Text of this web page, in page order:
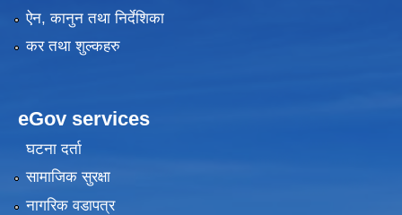
ऐन, कानुन तथा निर्देशिका
कर तथा शुल्कहरु
eGov services
घटना दर्ता
सामाजिक सुरक्षा
नागरिक वडापत्र